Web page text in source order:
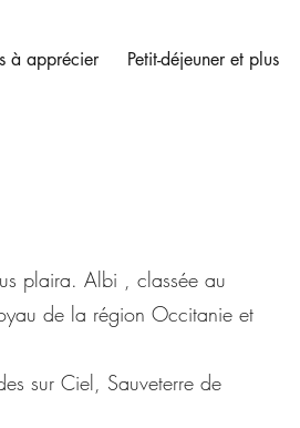
à apprécier Petit-déjeuner et plus
plaira. Albi , classée au
de la région Occitanie et
sur Ciel, Sauveterre de